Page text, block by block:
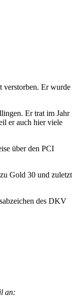
verstorben. Er wurde
Er trat im Jahr
er auch hier viele
über den PCI
Gold 30 und zuletzt
des DKV
an: